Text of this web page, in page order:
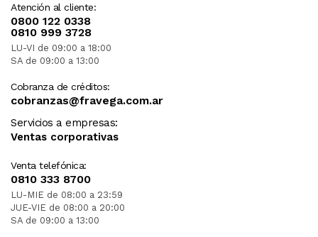
Atención al cliente:
0800 122 0338
0810 999 3728
LU-VI de 09:00 a 18:00
SA de 09:00 a 13:00
Cobranza de créditos:
cobranzas@fravega.com.ar
Servicios a empresas:
Ventas corporativas
Venta telefónica:
0810 333 8700
LU-MIE de 08:00 a 23:59
JUE-VIE de 08:00 a 20:00
SA de 09:00 a 13:00